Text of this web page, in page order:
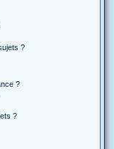
?
?
?